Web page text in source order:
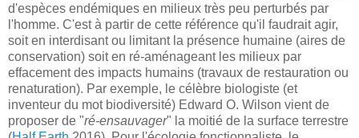
d'espèces endémiques en milieux très peu perturbés par
l'homme. C'est à partir de cette référence qu'il faudrait agir,
soit en interdisant ou limitant la présence humaine (aires de
conservation) soit en ré-aménageant les milieux par
effacement des impacts humains (travaux de restauration ou
renaturation). Par exemple, le célèbre biologiste (et
inventeur du mot biodiversité) Edward O. Wilson vient de
proposer de "ré-ensauvager" la moitié de la surface terrestre